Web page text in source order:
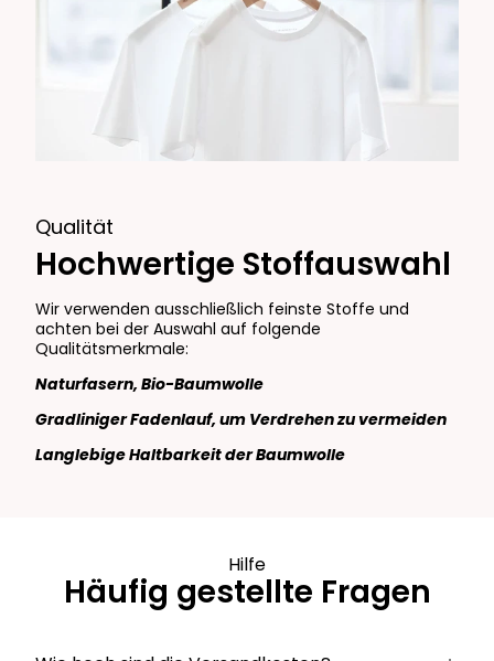
Qualität
Hochwertige Stoffauswahl
Wir verwenden ausschließlich feinste Stoffe und
achten bei der Auswahl auf folgende
Qualitätsmerkmale:
Naturfasern, Bio-Baumwolle
Gradliniger Fadenlauf, um Verdrehen zu vermeiden
Langlebige Haltbarkeit der Baumwolle
Hilfe
Häufig gestellte Fragen